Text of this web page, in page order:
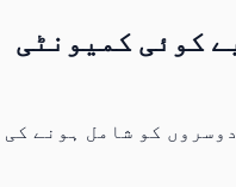
کوئی کمیونٹی
کو شامل ہونے کی